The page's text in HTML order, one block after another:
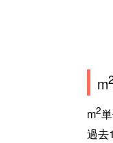
m
m2
過去